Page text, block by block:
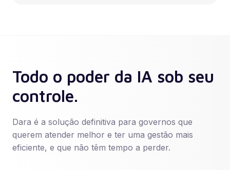
Todo o poder da IA sob seu
controle.
Dara é a solução definitiva para governos que
querem atender melhor e ter uma gestão mais
eficiente, e que não têm tempo a perder.